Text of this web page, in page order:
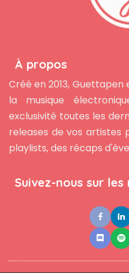
À propos
Créé en 2013,
la musique
exclusivité toutes les
releases de vos artistes
playlists, des récaps
Suivez-nous sur